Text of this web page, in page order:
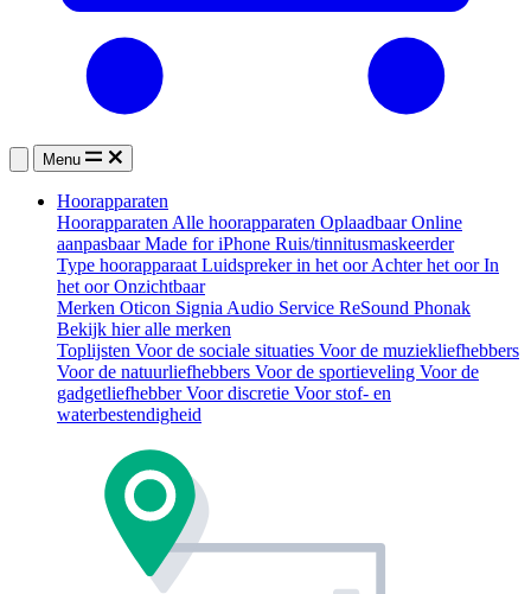
Menu
Hoorapparaten
Hoorapparaten Alle hoorapparaten OplaadbaarOnline
aanpasbaarMade for iPhone Ruis/tinnitusmaskeerder
Type hoorapparaat Luidspreker in het oorAchter het oorIn
het oorOnzichtbaar
Merken Oticon Signia Audio Service ReSound Phonak
Bekijk hier alle merken
Toplijsten Voor de sociale situaties Voor de muziekliefhebbers
Voor de natuurliefhebbers Voor de sportieveling Voor de
gadgetliefhebberVoor discretie Voor stof- en
waterbestendigheid